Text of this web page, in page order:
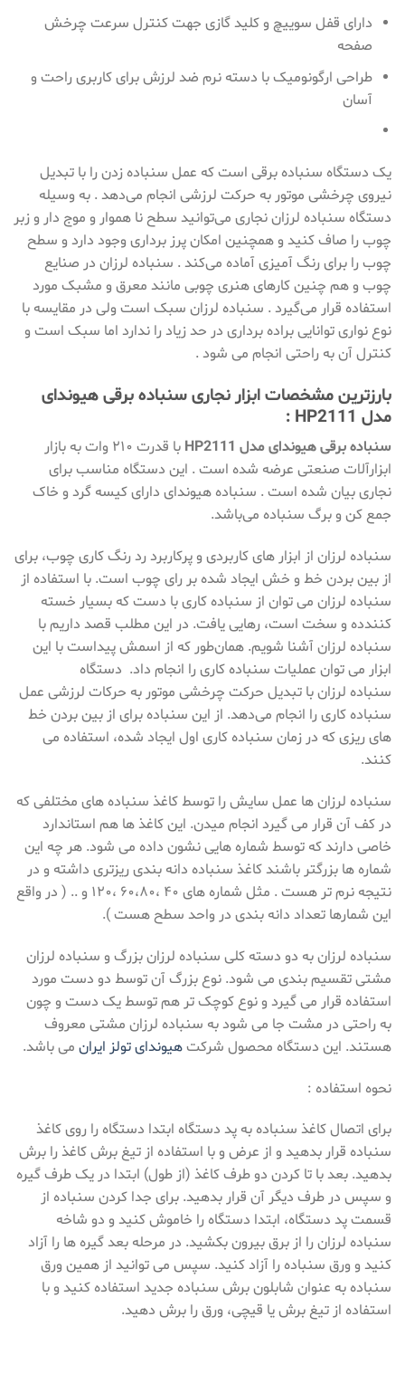
دارای قفل سوییچ و کلید گازی جهت کنترل سرعت چرخش
صفحه
طراحی ارگونومیک با دسته نرم ضد لرزش برای کاربری راحت و
آسان
یک دستگاه سنباده برقی است که عمل سنباده زدن را با تبدیل
نیروی چرخشی موتور به حرکت لرزشی انجام می‌دهد . به وسیله
دستگاه سنباده لرزان نجاری می‌توانید سطح نا هموار و موج دار و زبر
چوب را صاف کنید و همچنین امکان پرز برداری وجود دارد و سطح
چوب را برای رنگ آمیزی آماده می‌کند . سنباده لرزان در صنایع
چوب و هم چنین کارهای هنری چوبی مانند معرق و مشبک مورد
استفاده قرار می‌گیرد . سنباده لرزان سبک است ولی در مقایسه با
نوع نواری توانایی براده برداری در حد زیاد را ندارد اما سبک است و
کنترل آن به راحتی انجام می شود .
بارزترین مشخصاتابزار نجاریسنباده برقی هیوندای
مدل HP2111 :
سنباده برقی هیوندای مدل HP2111
با قدرت ۲۱۰ وات به بازار
ابزارآلات صنعتی عرضه شده است . این دستگاه مناسب برای
نجاری بیان شده است . سنباده هیوندای دارای کیسه گرد و خاک
جمع کن و برگ سنباده می‌باشد.
سنباده لرزان از ابزار های کاربردی و پرکاربرد رد رنگ کاری چوب، برای
از بین بردن خط و خش ایجاد شده بر رای چوب است. با استفاده از
سنباده لرزان می توان از سنباده کاری با دست که بسیار خسته
کنندده و سخت است، رهایی یافت. در این مطلب قصد داریم با
سنباده لرزان آشنا شویم. همان‌طور که از اسمش پیداست با این
ابزار می توان عملیات سنباده کاری را انجام داد. دستگاه
سنباده لرزان با تبدیل حرکت چرخشی موتور به حرکات لرزشی عمل
سنباده کاری را انجام می‌دهد. از این سنباده برای از بین بردن خط
های ریزی که در زمان سنباده کاری اول ایجاد شده، استفاده می
کنند.
سنباده لرزان ها عمل سایش را توسط کاغذ سنباده های مختلفی که
در کف آن قرار می گیرد انجام میدن. این کاغذ ها هم استاندارد
خاصی دارند که توسط شماره هایی نشون داده می شود. هر چه این
شماره ها بزرگتر باشند کاغذ سنباده دانه بندی ریزتری داشته و در
نتیجه نرم تر هست . مثل شماره های ۴۰ ،۶۰،۸۰ ،۱۲۰ و .. ( در واقع
این شمارها تعداد دانه بندی در واحد سطح هست ).
سنباده لرزان به دو دسته کلی سنباده لرزان بزرگ و سنباده لرزان
مشتی تقسیم بندی می شود. نوع بزرگ آن توسط دو دست مورد
استفاده قرار می گیرد و نوع کوچک تر هم توسط یک دست و چون
به راحتی در مشت جا می شود به سنباده لرزان مشتی معروف
هستند. این دستگاه محصول شرکتهیوندای تولز ایران می باشد.
نحوه استفاده :
برای اتصال کاغذ سنباده به پد دستگاه ابتدا دستگاه را روی کاغذ
سنباده قرار بدهید و از عرض و با استفاده از تیغ برش کاغذ را برش
بدهید. بعد با تا کردن دو طرف کاغذ (از طول) ابتدا در یک طرف گیره
و سپس در طرف دیگر آن قرار بدهید. برای جدا کردن سنباده از
قسمت پد دستگاه، ابتدا دستگاه را خاموش کنید و دو شاخه
سنباده لرزان را از برق بیرون بکشید. در مرحله بعد گیره ها را آزاد
کنید و ورق سنباده را آزاد کنید. سپس می توانید از همین ورق
سنباده به عنوان شابلون برش سنباده جدید استفاده کنید و با
استفاده از تیغ برش یا قیچی، ورق را برش دهید.